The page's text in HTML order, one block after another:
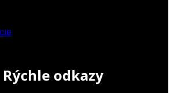
Rýchle odkazy